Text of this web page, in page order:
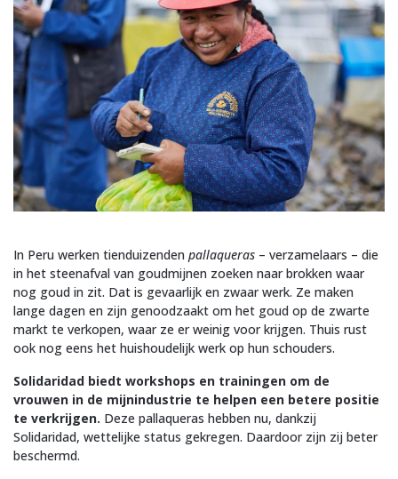
In Peru werken tienduizenden pallaqueras – verzamelaars – die
in het steenafval van goudmijnen zoeken naar brokken waar
nog goud in zit. Dat is gevaarlijk en zwaar werk. Ze maken
lange dagen en zijn genoodzaakt om het goud op de zwarte
markt te verkopen, waar ze er weinig voor krijgen. Thuis rust
ook nog eens het huishoudelijk werk op hun schouders.
Solidaridad biedt workshops en trainingen om de
vrouwen in de mijnindustrie te helpen een betere positie
te verkrijgen. Deze pallaqueras hebben nu, dankzij
Solidaridad, wettelijke status gekregen. Daardoor zijn zij beter
beschermd.